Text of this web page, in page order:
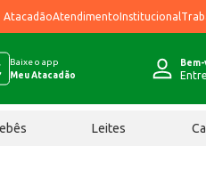
AtacadãoAtendimentoInstitucional
Baixe o app
Meu Atacadão
Leites